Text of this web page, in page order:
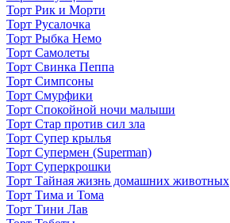
Торт Рик и Морти
Торт Русалочка
Торт Рыбка Немо
Торт Самолеты
Торт Свинка Пеппа
Торт Симпсоны
Торт Смурфики
Торт Спокойной ночи малыши
Торт Стар против сил зла
Торт Супер крылья
Торт Супермен (Superman)
Торт Суперкрошки
Торт Тайная жизнь домашних животных
Торт Тима и Тома
Торт Тини Лав